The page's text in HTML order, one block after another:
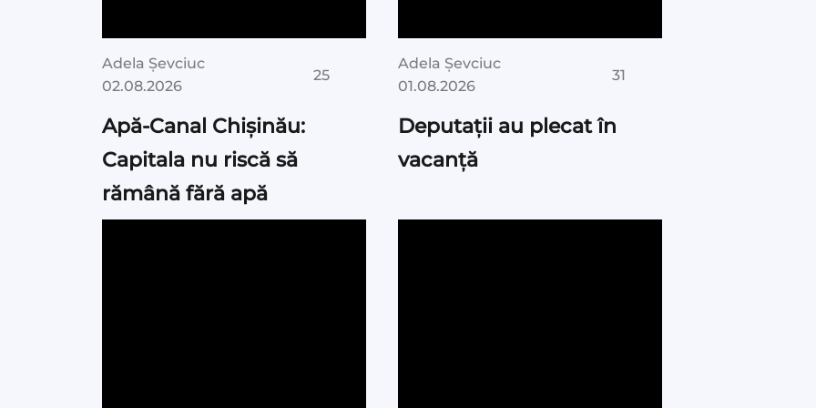
Adela Șevciuc
02.08.2026
25
Apă-Canal Chișinău:
Capitala nu riscă să
rămână fără apă
Adela Șevciuc
01.08.2026
31
Deputații au plecat în
vacanță